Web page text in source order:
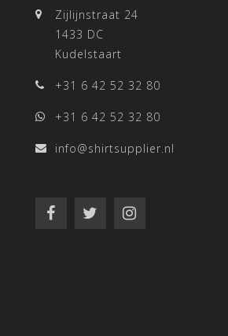
Zijlijnstraat 24
1433 DC
Kudelstaart
+31 6 42 52 32 80
+31 6 42 52 32 80
info@shirtsupplier.nl